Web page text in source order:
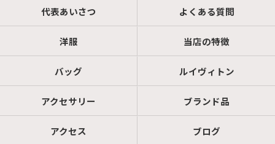
代表あいさつ よくある質問
洋服 当店の特徴
バッグ ルイヴィトン
アクセサリー ブランド品
アクセス ブログ